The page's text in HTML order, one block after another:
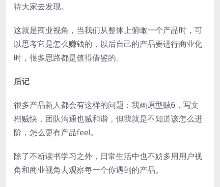
待大家去发现。
这就是商业视角，当我们从整体上俯瞰一个产品时，可
以思考它是怎么赚钱的，以后自己的产品要进行商业化
时，很多思路都是值得借鉴的。
后记
很多产品新人都会有这样的问题：我画原型贼6，写文
档贼快，团队沟通也贼和谐，但我就是不知道该怎么进
阶，怎么更有产品feel。
除了不断读书学习之外，日常生活中也不妨多用用户视
角和商业视角去观察每一个你遇到的产品。